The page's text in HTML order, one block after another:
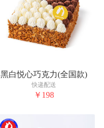
黑白悦心巧克力(全国款)
快递配送
￥198